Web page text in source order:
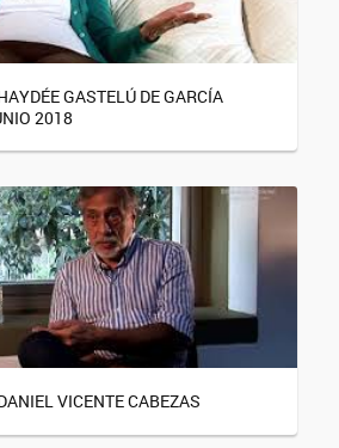
GASTELÚ DE GARCÍA
2018
VICENTE CABEZAS